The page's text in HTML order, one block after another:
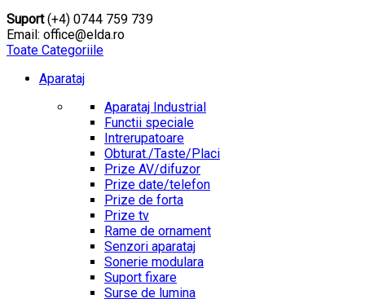
Suport(+4) 0744 759 739
Email: office@elda.ro
Toate Categoriile
Aparataj
Aparataj Industrial
Functii speciale
Intrerupatoare
Obturat./Taste/Placi
Prize AV/difuzor
Prize date/telefon
Prize de forta
Prize tv
Rame de ornament
Senzori aparataj
Sonerie modulara
Suport fixare
Surse de lumina